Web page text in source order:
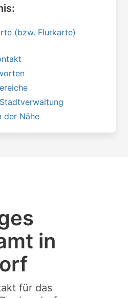
(bzw. Flurkarte)
der Nähe
in
für das